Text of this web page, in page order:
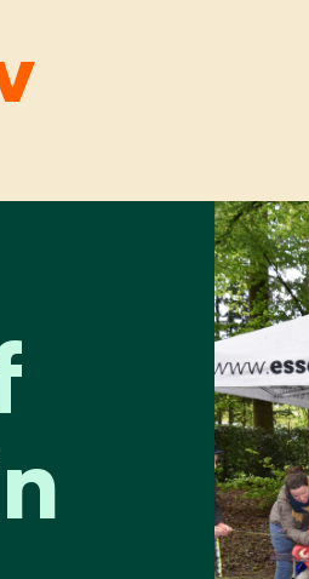
in vlaanderen